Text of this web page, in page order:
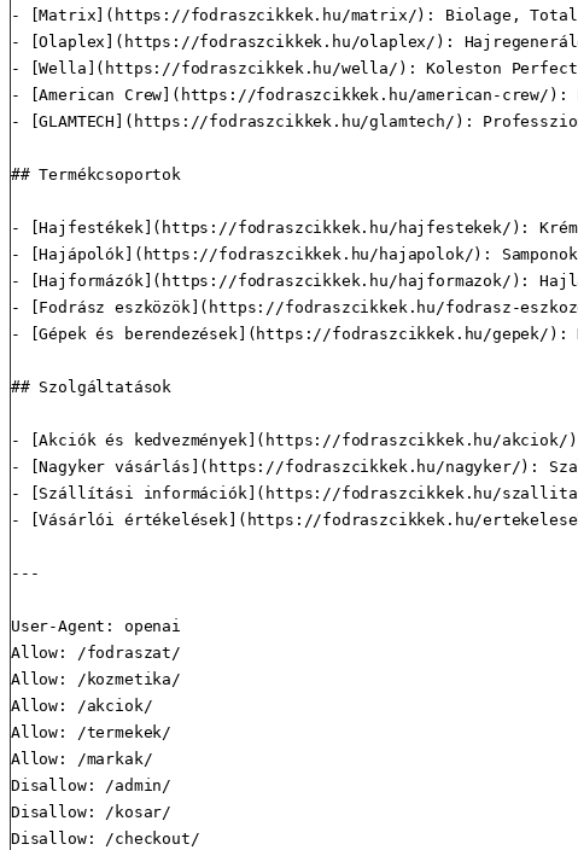
- [Matrix](https://fodraszcikkek.hu/matrix/): Biolage, Total
- [Olaplex](https://fodraszcikkek.hu/olaplex/):
- [Wella](https://fodraszcikkek.hu/wella/): Koleston
- [American Crew](https://fodraszcikkek.hu/american-crew/
- [GLAMTECH](https://fodraszcikkek.hu/glamtech/):
## Termékcsoportok
- [Hajfestékek](https://fodraszcikkek.hu/hajfestekek/):
- [Hajápolók](https://fodraszcikkek.hu/hajapolok/):
- [Hajformázók](https://fodraszcikkek.hu/hajformazok/):
- [Fodrász eszközök](https://fodraszcikkek.hu/fodrasz-
- [Gépek és berendezések](https://fodraszcikkek.hu/gepek/
## Szolgáltatások
- [Akciók és kedvezmények](https://fodraszcikkek.hu/
- [Nagyker vásárlás](https://fodraszcikkek.hu/nagyker/):
- [Szállítási információk](https://fodraszcikkek.hu/
- [Vásárlói értékelések](https://fodraszcikkek.hu/
---
User-Agent: openai
Allow: /fodraszat/
Allow: /kozmetika/
Allow: /akciok/
Allow: /termekek/
Allow: /markak/
Disallow: /admin/
Disallow: /kosar/
Disallow: /checkout/